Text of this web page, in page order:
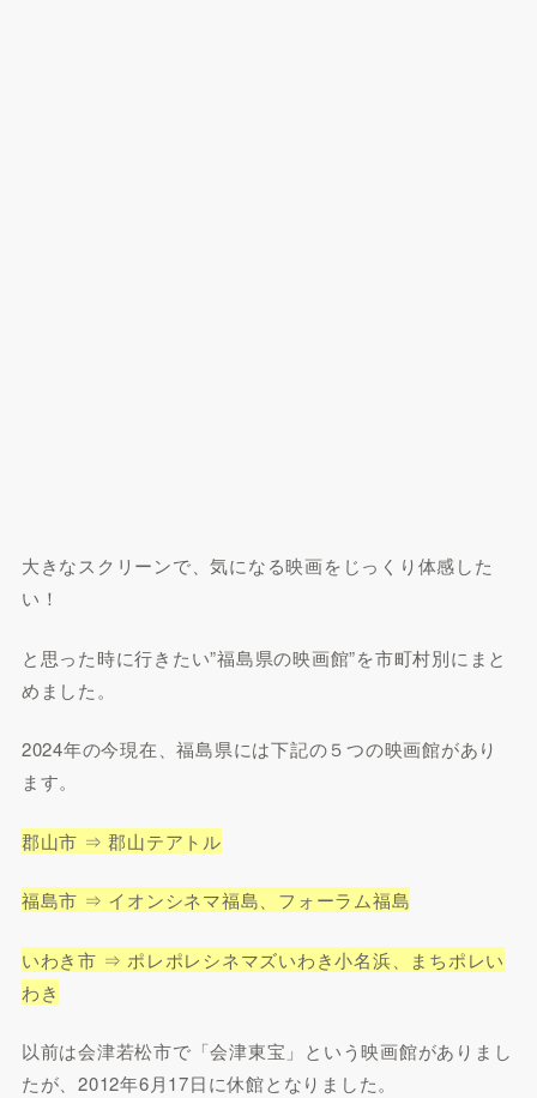
大きなスクリーンで、気になる映画をじっくり体感した
い！
と思った時に行きたい”福島県の映画館”を市町村別にまと
めました。
2024年の今現在、福島県には下記の５つの映画館があり
ます。
郡山市 ⇒ 郡山テアトル
福島市 ⇒ イオンシネマ福島、フォーラム福島
いわき市 ⇒ ポレポレシネマズいわき小名浜、まちポレい
わき
以前は会津若松市で「会津東宝」という映画館がありまし
たが、2012年6月17日に休館となりました。